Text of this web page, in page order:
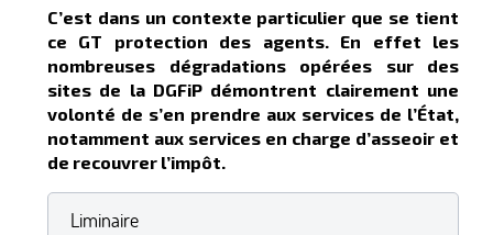
C’est dans un contexte particulier que se tient
ce GT protection des agents. En effet les
nombreuses dégradations opérées sur des
sites de la DGFiP démontrent clairement une
volonté de s’en prendre aux services de l’État,
notamment aux services en charge d’asseoir et
de recouvrer l’impôt.
Liminaire